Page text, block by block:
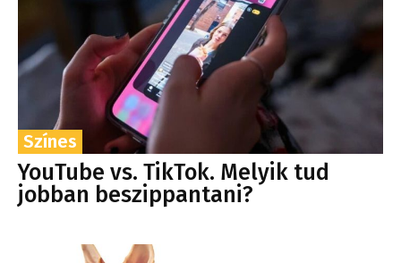
Színes
YouTube vs. TikTok. Melyik tud
jobban beszippantani?